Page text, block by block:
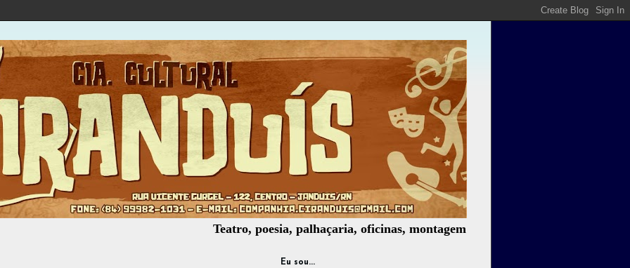
Teatro, poesia, palhaçaria, oficinas, montagem de espetáculos, assessoria cultural,
Eu sou...